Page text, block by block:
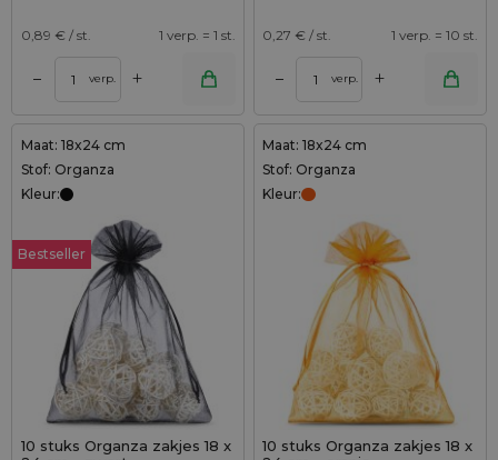
0,89 € / st. 1 verp. = 1 st.
– verp. +
0,27 € / st. 1 verp. = 10 st.
– verp. +
Maat: 18x24 cm
Stof: Organza
Kleur:
Bestseller
10 stuks Organza zakjes 18 x
Maat: 18x24 cm
Stof: Organza
Kleur:
10 stuks Organza zakjes 18 x